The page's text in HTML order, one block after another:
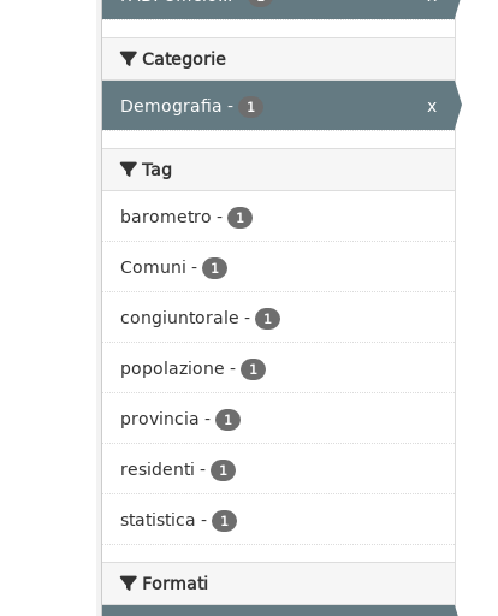
Categorie
Demografia - 1 x
Tag
barometro - 1
Comuni - 1
congiuntorale - 1
popolazione - 1
provincia - 1
residenti - 1
statistica - 1
Formati